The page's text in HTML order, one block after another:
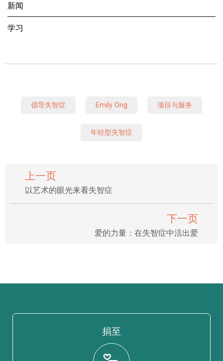
新闻
学习
倡导失智症 Emily Ong 项目与服务
年轻型失智症
上一页
以艺术的眼光来看失智症
下一页
爱的力量：在失智症中活出爱
捐至